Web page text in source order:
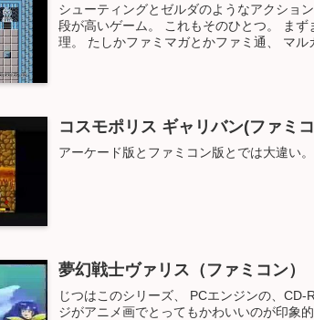
シューティングとゼルダのようなアクショ
段が高いゲーム。 これもそのひとつ。 ま
理。 たしかファミマガとかファミ通、 マル
コスモポリス ギャリバン(ファミ
アーケード版とファミコン版とでは大違い。
夢幻戦士ヴァリス（ファミコン）
じつはこのシリーズ、 PCエンジンの、
ジがアニメ画でとってもかわいいのが印象